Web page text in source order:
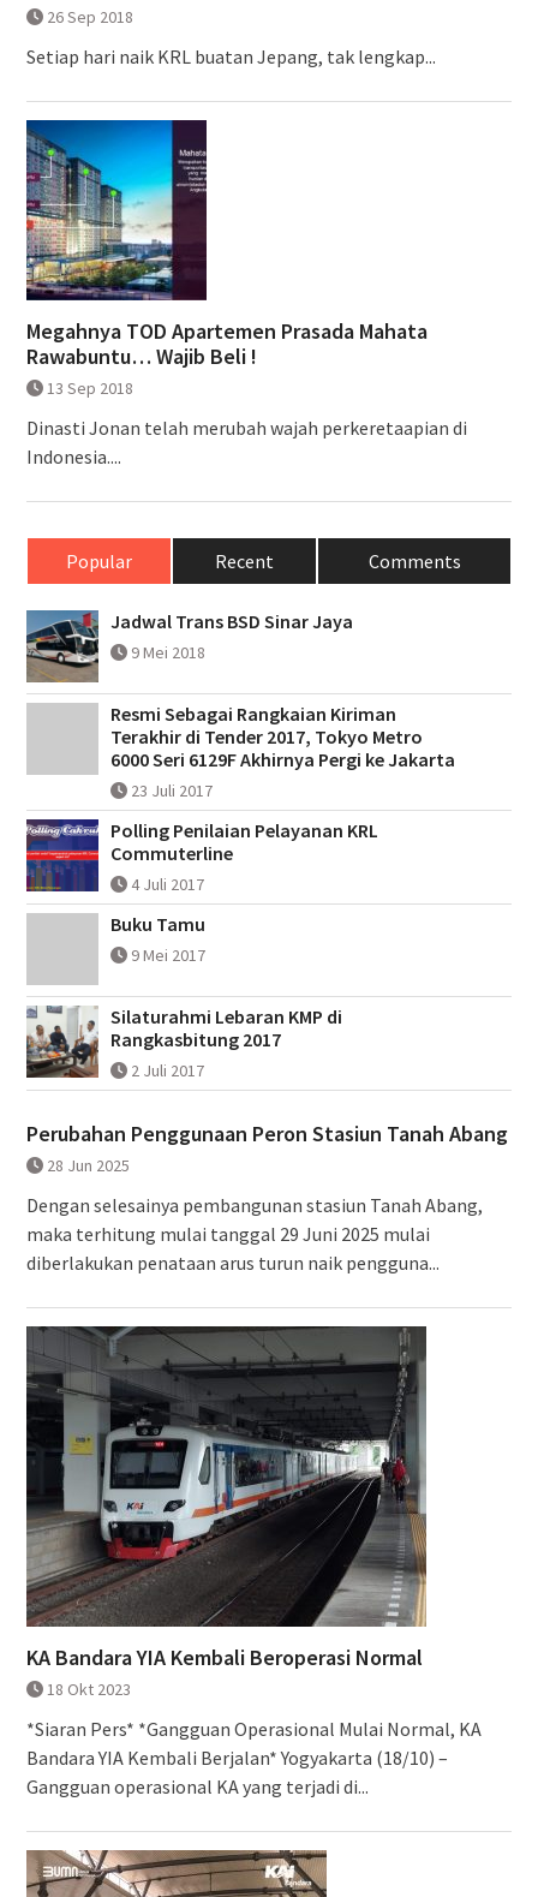
26 Sep 2018
Setiap hari naik KRL buatan Jepang, tak lengkap...
Megahnya TOD Apartemen Prasada Mahata
Rawabuntu… Wajib Beli !
13 Sep 2018
Dinasti Jonan telah merubah wajah perkeretaapian di
Indonesia....
Popular Recent Comments
Jadwal Trans BSD Sinar Jaya
9 Mei 2018
Resmi Sebagai Rangkaian Kiriman
Terakhir di Tender 2017, Tokyo Metro
6000 Seri 6129F Akhirnya Pergi ke Jakarta
23 Juli 2017
Polling Penilaian Pelayanan KRL
Commuterline
4 Juli 2017
Buku Tamu
9 Mei 2017
Silaturahmi Lebaran KMP di
Rangkasbitung 2017
2 Juli 2017
Perubahan Penggunaan Peron Stasiun Tanah Abang
28 Jun 2025
Dengan selesainya pembangunan stasiun Tanah Abang,
maka terhitung mulai tanggal 29 Juni 2025 mulai
diberlakukan penataan arus turun naik pengguna...
KA Bandara YIA Kembali Beroperasi Normal
18 Okt 2023
*Siaran Pers* *Gangguan Operasional Mulai Normal, KA
Bandara YIA Kembali Berjalan* Yogyakarta (18/10) –
Gangguan operasional KA yang terjadi di...